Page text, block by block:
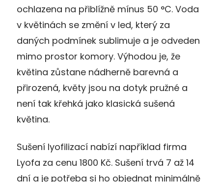
ochlazena na přiblížně mínus 50 °C. Voda
v květinách se změní v led, který za
daných podmínek sublimuje a je odveden
mimo prostor komory. Výhodou je, že
květina zůstane nádherně barevná a
přirozená, květy jsou na dotyk pružné a
není tak křehká jako klasická sušená
květina.
Sušení lyofilizací nabízí například firma
Lyofa za cenu 1800 Kč. Sušení trvá 7 až 14
dní a je potřeba si ho objednat minimálně